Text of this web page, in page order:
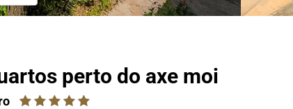
perto do axe moi